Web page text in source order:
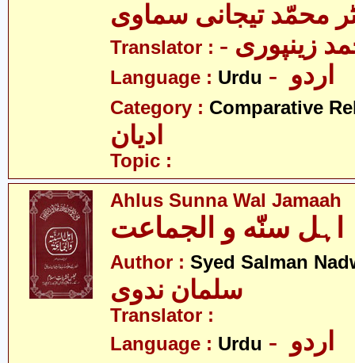
محمّد تیجانی سماوی
Translator : زینپوری
Language : Urdu
Category : Comparative
ادیان
Topic :
Ahlus Sunna Wal Jamaah
اہل سنّه و الجماعت
Author : Syed Salman
سلمان ندوی
Translator :
Language : Urdu